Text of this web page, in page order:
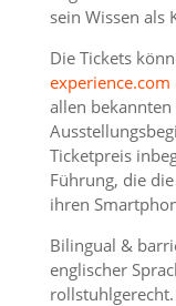
sein Wissen als
Die Tickets
experience.com
allen
Ticketpreis
Führung, die
ihren
Bilingual &
englischer
rollstuhlgerecht.